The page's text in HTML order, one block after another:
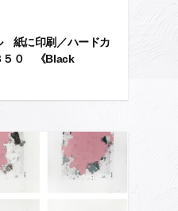
紙に印刷／ハードカ
０ 《Black